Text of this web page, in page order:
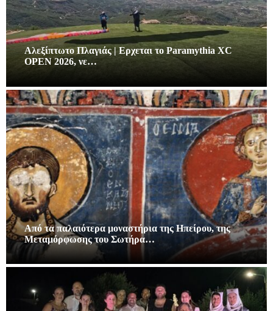
Αλεξίπτωτο Πλαγιάς | Ερχεται το Paramythia XC
OPEN 2026, νε…
Από τα παλαιότερα μοναστήρια της Ηπείρου, της
Μεταμόρφωσης του Σωτήρα…